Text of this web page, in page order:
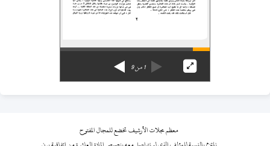
1من9
معظم مجلات الأرشيف تخضع للمجال المفتوح